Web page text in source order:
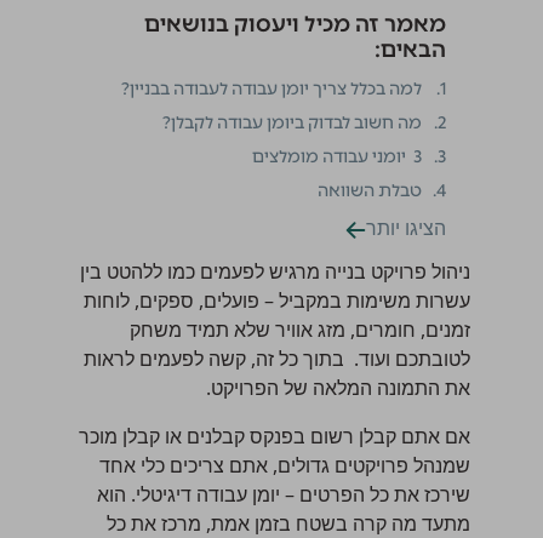
מאמר זה מכיל ויעסוק בנושאים
הבאים:
1.
למה בכלל צריך יומן עבודה לעבודה בבניין?
2.
מה חשוב לבדוק ביומן עבודה לקבלן?
3.
3 יומני עבודה מומלצים
4.
טבלת השוואה
הציגו יותר
ניהול פרויקט בנייה מרגיש לפעמים כמו ללהטט בין
עשרות משימות במקביל – פועלים, ספקים, לוחות
זמנים, חומרים, מזג אוויר שלא תמיד משחק
לטובתכם ועוד. בתוך כל זה, קשה לפעמים לראות
את התמונה המלאה של הפרויקט.
אם אתםקבלן רשום בפנקס קבלנים או קבלן מוכר
שמנהל פרויקטים גדולים, אתם צריכים כלי אחד
שירכז את כל הפרטים – יומן עבודה דיגיטלי. הוא
מתעד מה קרה בשטח בזמן אמת, מרכז את כל